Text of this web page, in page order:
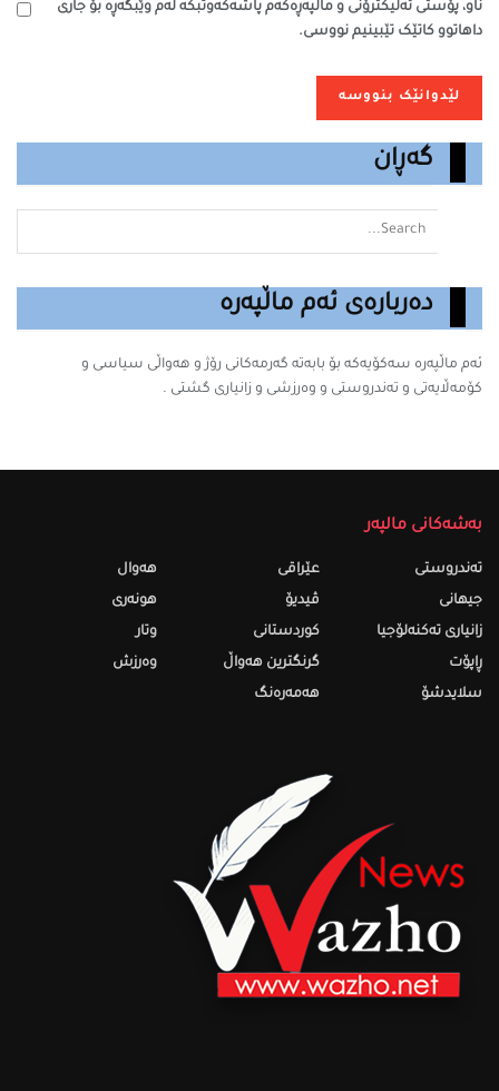
ناو، پۆستی ئەلیکترۆنی و ماڵپەڕەکەم پاشەکەوتبکە لەم وێبگەڕە بۆ جاری
داهاتوو کاتێک تێبینیم نووسی.
گەڕان
دەربارەی ئەم ماڵپەرە
ئەم ماڵپەرە سه‌كۆیه‌كه‌ بۆ بابه‌ته‌ گه‌رمه‌كانى رۆژ و هەواڵی سیاسی و
کۆمەڵایەتی و تەندروستی و وەرزشی و زانیارى گشتى .
بەشەکانی مالپەر
تەندروستى
جیهانی
زانیاری تەکنەلۆجیا
ڕاپۆت
سلایدشۆ
عێراقی
ڤیدیۆ
کوردستانی
گرنگترین هەواڵ
هەمەرەنگ
هەواڵ
هونەری
وتار
وەرزش